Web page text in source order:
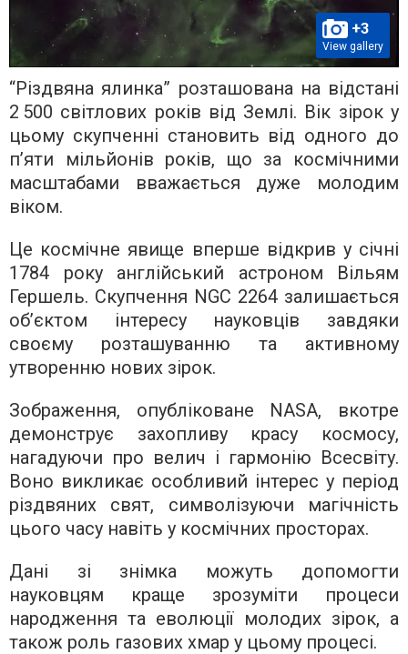
+3
View gallery
“Різдвяна ялинка” розташована на відстані
2 500 світлових років від Землі. Вік зірок у
цьому скупченні становить від одного до
п’яти мільйонів років, що за космічними
масштабами вважається дуже молодим
віком.
Це космічне явище вперше відкрив у січні
1784 року англійський астроном Вільям
Гершель. Скупчення NGC 2264 залишається
об’єктом інтересу науковців завдяки
своєму розташуванню та активному
утворенню нових зірок.
Зображення, опубліковане NASA, вкотре
демонструє захопливу красу космосу,
нагадуючи про велич і гармонію Всесвіту.
Воно викликає особливий інтерес у період
різдвяних свят, символізуючи магічність
цього часу навіть у космічних просторах.
Дані зі знімка можуть допомогти
науковцям краще зрозуміти процеси
народження та еволюції молодих зірок, а
також роль газових хмар у цьому процесі.